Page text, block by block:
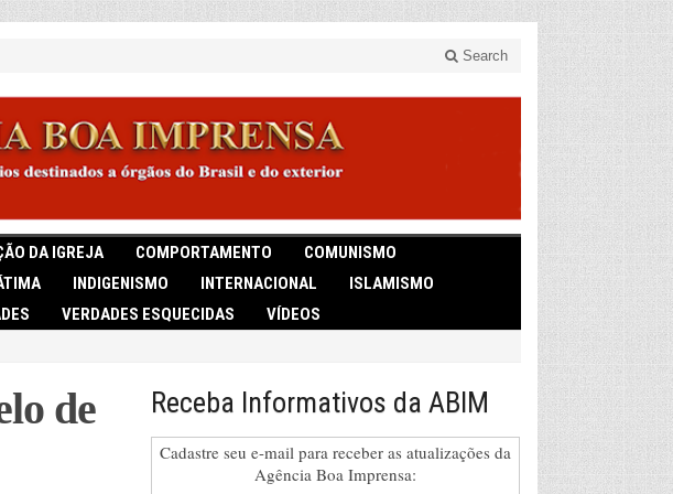
Search
DA IGREJA COMPORTAMENTO
COMUNISMO
INDIGENISMO INTERNACIONAL
ISLAMISMO
VERDADES ESQUECIDAS VÍDEOS
de
Receba Informativos da ABIM
Cadastre seu e-mail para receber as atualizações da
Agência Boa Imprensa: